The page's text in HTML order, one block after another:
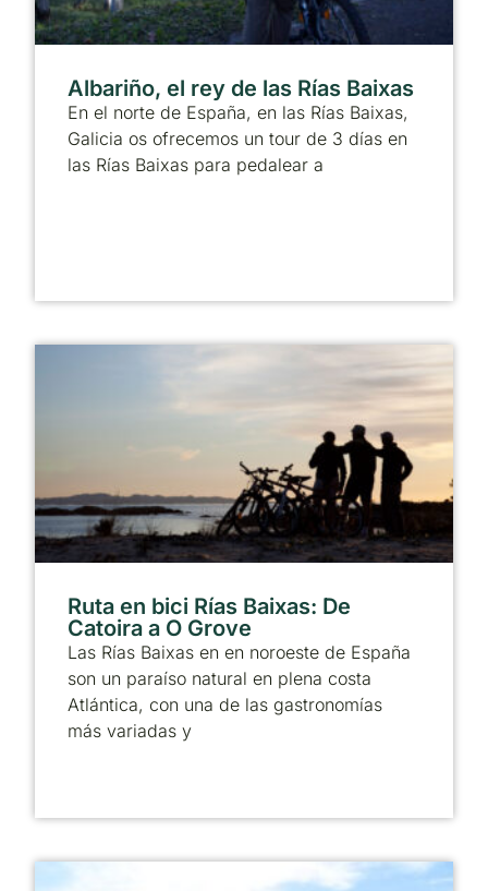
Albariño, el rey de las Rías Baixas
En el norte de España, en las Rías Baixas,
Galicia os ofrecemos un tour de 3 días en
las Rías Baixas para pedalear a
Ruta en bici Rías Baixas: De
Catoira a O Grove
Las Rías Baixas en en noroeste de España
son un paraíso natural en plena costa
Atlántica, con una de las gastronomías
más variadas y